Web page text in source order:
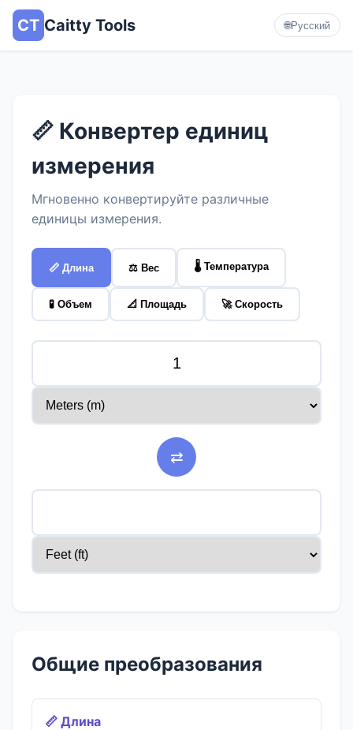
CT Caitty Tools 🌐Русский
📏 Конвертер единиц
измерения
Мгновенно конвертируйте различные
единицы измерения.
📏 Длина ⚖️ Вес 🌡️ Температура
🧪 Объем 📐 Площадь 🚀 Скорость
⇄
Общие преобразования
📏 Длина